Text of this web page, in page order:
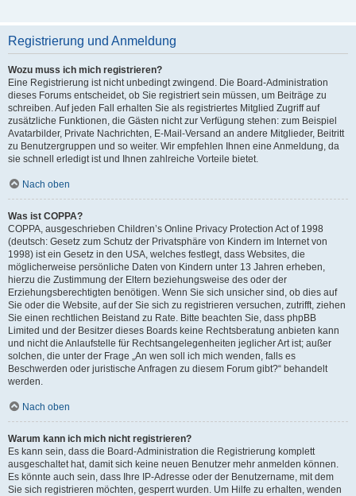
Registrierung und Anmeldung
Wozu muss ich mich registrieren?
Eine Registrierung ist nicht unbedingt zwingend. Die Board-Administration
dieses Forums entscheidet, ob Sie registriert sein müssen, um Beiträge zu
schreiben. Auf jeden Fall erhalten Sie als registriertes Mitglied Zugriff auf
zusätzliche Funktionen, die Gästen nicht zur Verfügung stehen: zum Beispiel
Avatarbilder, Private Nachrichten, E-Mail-Versand an andere Mitglieder, Beitritt
zu Benutzergruppen und so weiter. Wir empfehlen Ihnen eine Anmeldung, da
sie schnell erledigt ist und Ihnen zahlreiche Vorteile bietet.
Nach oben
Was ist COPPA?
COPPA, ausgeschrieben Children’s Online Privacy Protection Act of 1998
(deutsch: Gesetz zum Schutz der Privatsphäre von Kindern im Internet von
1998) ist ein Gesetz in den USA, welches festlegt, dass Websites, die
möglicherweise persönliche Daten von Kindern unter 13 Jahren erheben,
hierzu die Zustimmung der Eltern beziehungsweise des oder der
Erziehungsberechtigten benötigen. Wenn Sie sich unsicher sind, ob dies auf
Sie oder die Website, auf der Sie sich zu registrieren versuchen, zutrifft, ziehen
Sie einen rechtlichen Beistand zu Rate. Bitte beachten Sie, dass phpBB
Limited und der Besitzer dieses Boards keine Rechtsberatung anbieten kann
und nicht die Anlaufstelle für Rechtsangelegenheiten jeglicher Art ist; außer
solchen, die unter der Frage „An wen soll ich mich wenden, falls es
Beschwerden oder juristische Anfragen zu diesem Forum gibt?“ behandelt
werden.
Nach oben
Warum kann ich mich nicht registrieren?
Es kann sein, dass die Board-Administration die Registrierung komplett
ausgeschaltet hat, damit sich keine neuen Benutzer mehr anmelden können.
Es könnte auch sein, dass Ihre IP-Adresse oder der Benutzername, mit dem
Sie sich registrieren möchten, gesperrt wurden. Um Hilfe zu erhalten, wenden